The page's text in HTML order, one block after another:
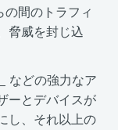
間のトラフィ
脅威を封じ込
などの強力なア
ーとデバイスが
し、それ以上の